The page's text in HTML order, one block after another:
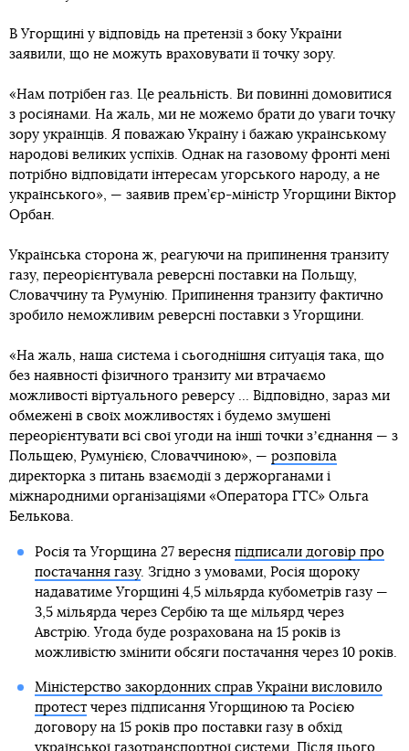
В Угорщині у відповідь на претензії з боку України
заявили, що не можуть враховувати її точку зору.
«Нам потрібен газ. Це реальність. Ви повинні домовитися
з росіянами. На жаль, ми не можемо брати до уваги точку
зору українців. Я поважаю Україну і бажаю українському
народові великих успіхів. Однак на газовому фронті мені
потрібно відповідати інтересам угорського народу, а не
українського», — заявив прем’єр-міністр Угорщини Віктор
Орбан.
Українська сторона ж, реагуючи на припинення транзиту
газу, переорієнтувала реверсні поставки на Польщу,
Словаччину та Румунію. Припинення транзиту фактично
зробило неможливим реверсні поставки з Угорщини.
«На жаль, наша система і сьогоднішня ситуація така, що
без наявності фізичного транзиту ми втрачаємо
можливості віртуального реверсу ... Відповідно, зараз ми
обмежені в своїх можливостях і будемо змушені
переорієнтувати всі свої угоди на інші точки зʼєднання — з
Польщею, Румунією, Словаччиною», — розповіла
директорка з питань взаємодії з держорганами і
міжнародними організаціями «Оператора ГТС» Ольга
Белькова.
Росія та Угорщина 27 вересня підписали договір про
постачання газу. Згідно з умовами, Росія щороку
надаватиме Угорщині 4,5 мільярда кубометрів газу —
3,5 мільярда через Сербію та ще мільярд через
Австрію. Угода буде розрахована на 15 років із
можливістю змінити обсяги постачання через 10 років.
Міністерство закордонних справ України висловило
протестчерез підписання Угорщиною та Росією
договору на 15 років про поставки газу в обхід
української газотранспортної системи. Після цього